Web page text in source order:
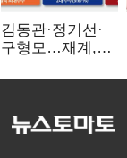
김동관·정기선·
구형모…재계,
전성시대